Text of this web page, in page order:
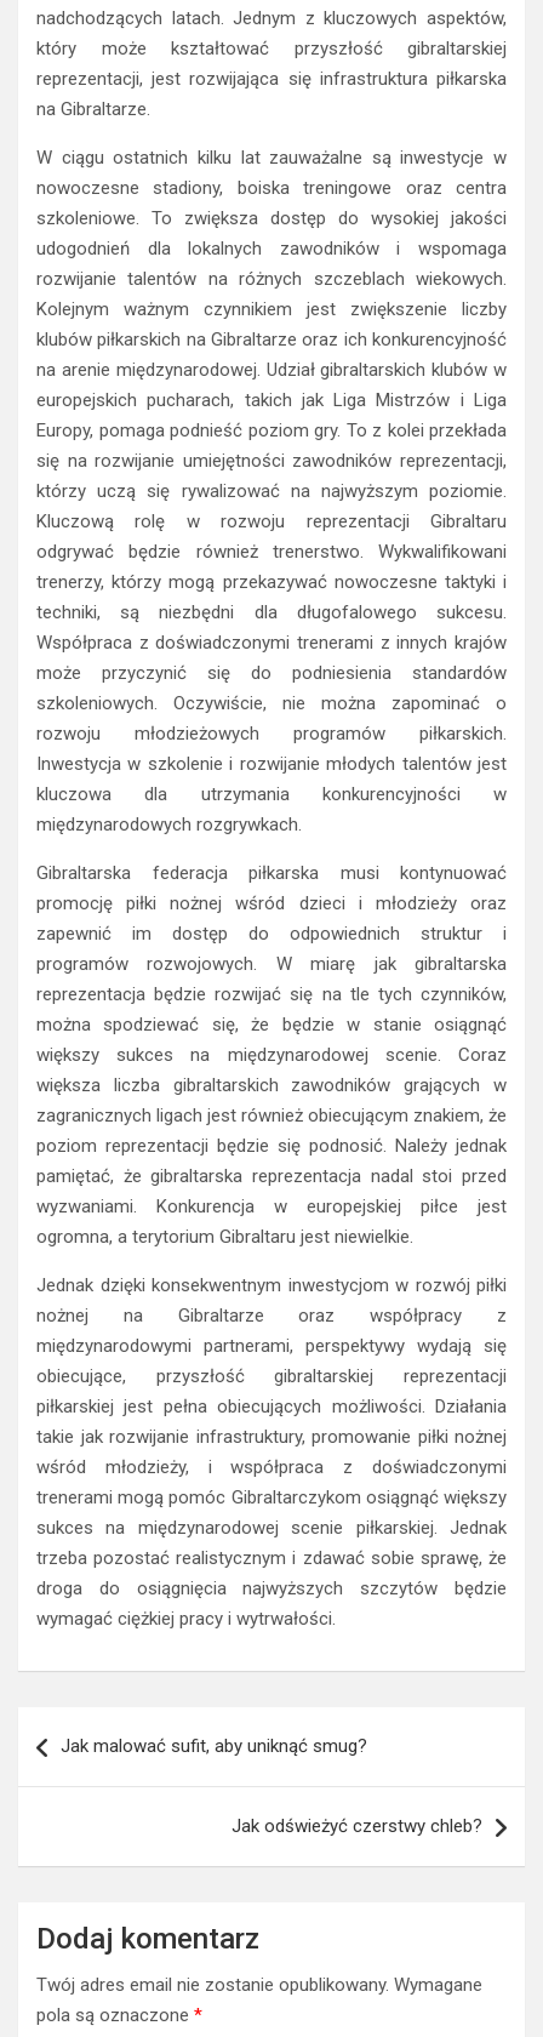
nadchodzących latach. Jednym z kluczowych aspektów,
który może kształtować przyszłość gibraltarskiej
reprezentacji, jest rozwijająca się infrastruktura piłkarska
na Gibraltarze.
W ciągu ostatnich kilku lat zauważalne są inwestycje w
nowoczesne stadiony, boiska treningowe oraz centra
szkoleniowe. To zwiększa dostęp do wysokiej jakości
udogodnień dla lokalnych zawodników i wspomaga
rozwijanie talentów na różnych szczeblach wiekowych.
Kolejnym ważnym czynnikiem jest zwiększenie liczby
klubów piłkarskich na Gibraltarze oraz ich konkurencyjność
na arenie międzynarodowej. Udział gibraltarskich klubów w
europejskich pucharach, takich jak Liga Mistrzów i Liga
Europy, pomaga podnieść poziom gry. To z kolei przekłada
się na rozwijanie umiejętności zawodników reprezentacji,
którzy uczą się rywalizować na najwyższym poziomie.
Kluczową rolę w rozwoju reprezentacji Gibraltaru
odgrywać będzie również trenerstwo. Wykwalifikowani
trenerzy, którzy mogą przekazywać nowoczesne taktyki i
techniki, są niezbędni dla długofalowego sukcesu.
Współpraca z doświadczonymi trenerami z innych krajów
może przyczynić się do podniesienia standardów
szkoleniowych. Oczywiście, nie można zapominać o
rozwoju młodzieżowych programów piłkarskich.
Inwestycja w szkolenie i rozwijanie młodych talentów jest
kluczowa dla utrzymania konkurencyjności w
międzynarodowych rozgrywkach.
Gibraltarska federacja piłkarska musi kontynuować
promocję piłki nożnej wśród dzieci i młodzieży oraz
zapewnić im dostęp do odpowiednich struktur i
programów rozwojowych. W miarę jak gibraltarska
reprezentacja będzie rozwijać się na tle tych czynników,
można spodziewać się, że będzie w stanie osiągnąć
większy sukces na międzynarodowej scenie. Coraz
większa liczba gibraltarskich zawodników grających w
zagranicznych ligach jest również obiecującym znakiem, że
poziom reprezentacji będzie się podnosić. Należy jednak
pamiętać, że gibraltarska reprezentacja nadal stoi przed
wyzwaniami. Konkurencja w europejskiej piłce jest
ogromna, a terytorium Gibraltaru jest niewielkie.
Jednak dzięki konsekwentnym inwestycjom w rozwój piłki
nożnej na Gibraltarze oraz współpracy z
międzynarodowymi partnerami, perspektywy wydają się
obiecujące, przyszłość gibraltarskiej reprezentacji
piłkarskiej jest pełna obiecujących możliwości. Działania
takie jak rozwijanie infrastruktury, promowanie piłki nożnej
wśród młodzieży, i współpraca z doświadczonymi
trenerami mogą pomóc Gibraltarczykom osiągnąć większy
sukces na międzynarodowej scenie piłkarskiej. Jednak
trzeba pozostać realistycznym i zdawać sobie sprawę, że
droga do osiągnięcia najwyższych szczytów będzie
wymagać ciężkiej pracy i wytrwałości.
wpisu
Jak malować sufit, aby uniknąć smug?
Jak odświeżyć czerstwy chleb?
Dodaj komentarz
Twój adres email nie zostanie opublikowany. Wymagane
pola są oznaczone *